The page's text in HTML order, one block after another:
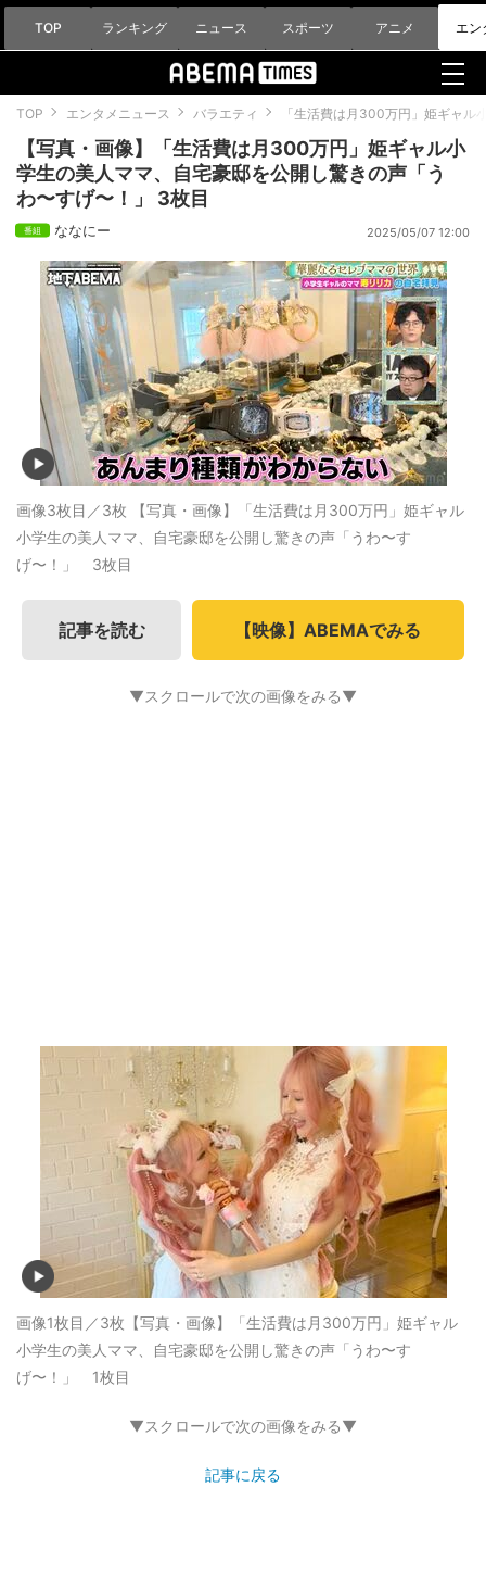
TOP ランキング ニュース スポーツ アニメ エン
TOP エンタメニュース バラエティ 「生活費は月300万円」姫ギャル
【写真・画像】「生活費は月300万円」姫ギャル小
学生の美人ママ、自宅豪邸を公開し驚きの声「う
わ〜すげ〜！」 3枚目
ななにー 2025/05/07 12:00
画像3枚目／3枚 【写真・画像】「生活費は月300万円」姫ギャル
小学生の美人ママ、自宅豪邸を公開し驚きの声「うわ〜す
げ〜！」 3枚目
記事を読む 【映像】ABEMAでみる
▼スクロールで次の画像をみる▼
画像1枚目／3枚 【写真・画像】「生活費は月300万円」姫ギャル
小学生の美人ママ、自宅豪邸を公開し驚きの声「うわ〜す
げ〜！」 1枚目
▼スクロールで次の画像をみる▼
記事に戻る